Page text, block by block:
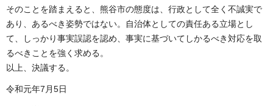
そのことを踏まえると、熊谷市の態度は、行政として全く不誠実で
あり、あるべき姿勢ではない。自治体としての責任ある立場とし
て、しっかり事実誤認を認め、事実に基づいてしかるべき対応を取
るべきことを強く求める。
以上、決議する。
令和元年7月5日